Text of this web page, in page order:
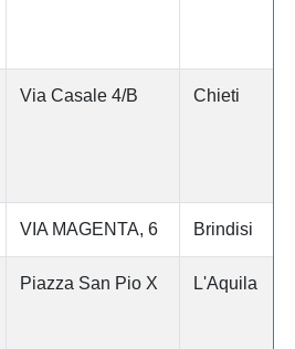
Via Casale 4/B Chieti
VIA MAGENTA, 6 Brindisi
Piazza San Pio X L'Aquila